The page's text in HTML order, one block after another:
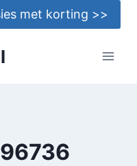
met korting >>